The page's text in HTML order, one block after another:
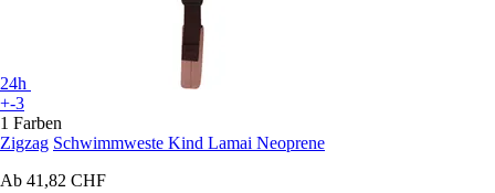
24h
+-3
1 Farben
Zigzag Schwimmweste Kind Lamai Neoprene
Ab 41,82 CHF